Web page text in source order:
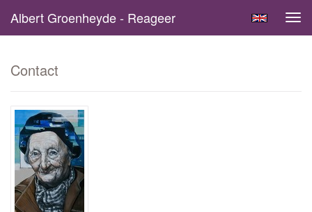
Albert Groenheyde - Reageer
Contact